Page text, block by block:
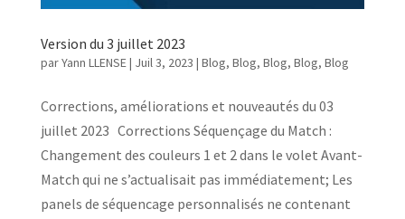
Version du 3 juillet 2023
parYann LLENSE| Juil 3, 2023 | Blog, Blog, Blog, Blog, Blog
Corrections, améliorations et nouveautés du 03
juillet 2023 Corrections Séquençage du Match :
Changement des couleurs 1 et 2 dans le volet Avant-
Match qui ne s’actualisait pas immédiatement; Les
panels de séquencage personnalisés ne contenant